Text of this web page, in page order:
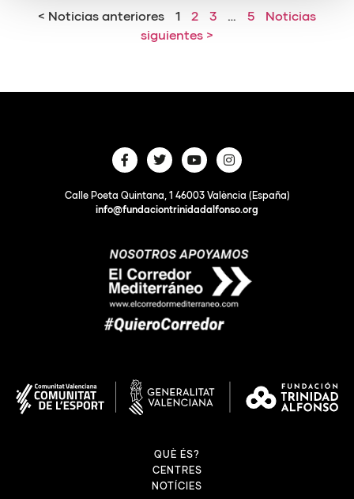
< Noticias anteriores 1 2 3 … 5
Noticias
siguientes >
Calle Poeta Quintana, 1 46003 València (España)
info@fundaciontrinidadalfonso.org
QUÈ ÉS?
CENTRES
NOTÍCIES